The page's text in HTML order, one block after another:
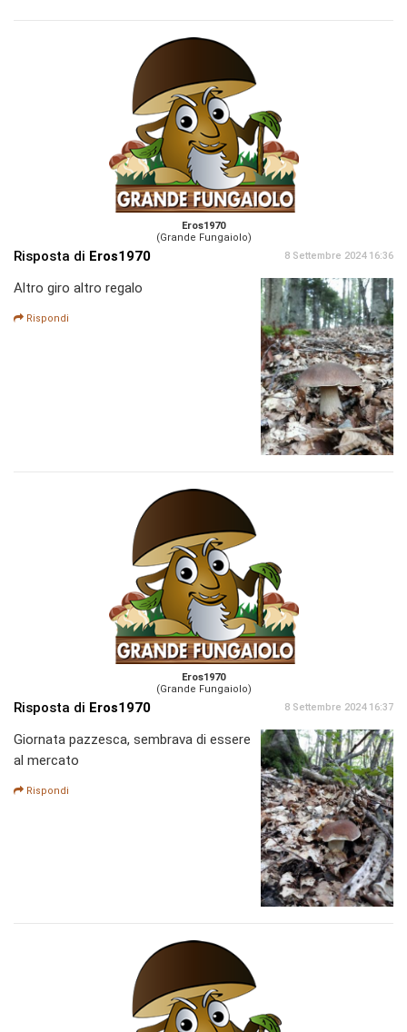
Eros1970
(Grande Fungaiolo)
Risposta di Eros1970 8 Settembre 2024 16:36
Altro giro altro regalo
Rispondi
Eros1970
(Grande Fungaiolo)
Risposta di Eros1970 8 Settembre 2024 16:37
Giornata pazzesca, sembrava di essere
al mercato
Rispondi